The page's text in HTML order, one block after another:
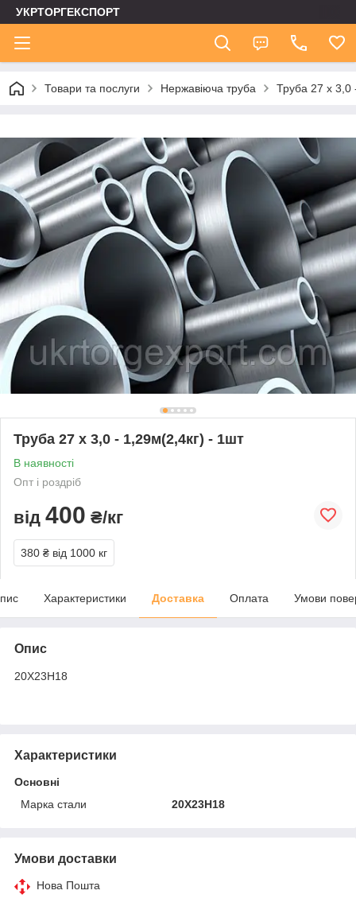
УКРТОРГЕКСПОРТ
Товари та послуги Нержавіюча труба Труба 27 х 3,0
Труба 27 х 3,0 - 1,29м(2,4кг) - 1шт
В наявності
Опт і роздріб
від 400 ₴/кг
380 ₴ від 1000 кг
Характеристики Доставка Оплата Умови
Опис
20Х23Н18
Характеристики
Основні
Марка стали
20Х23Н18
Умови доставки
Нова Пошта